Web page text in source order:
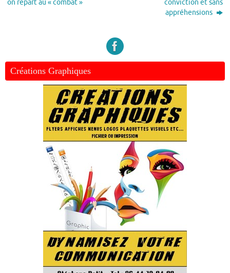
on repart au « combat »
conviction et sans
appréhensions
Créations Graphiques